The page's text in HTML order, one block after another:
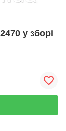
у зборі